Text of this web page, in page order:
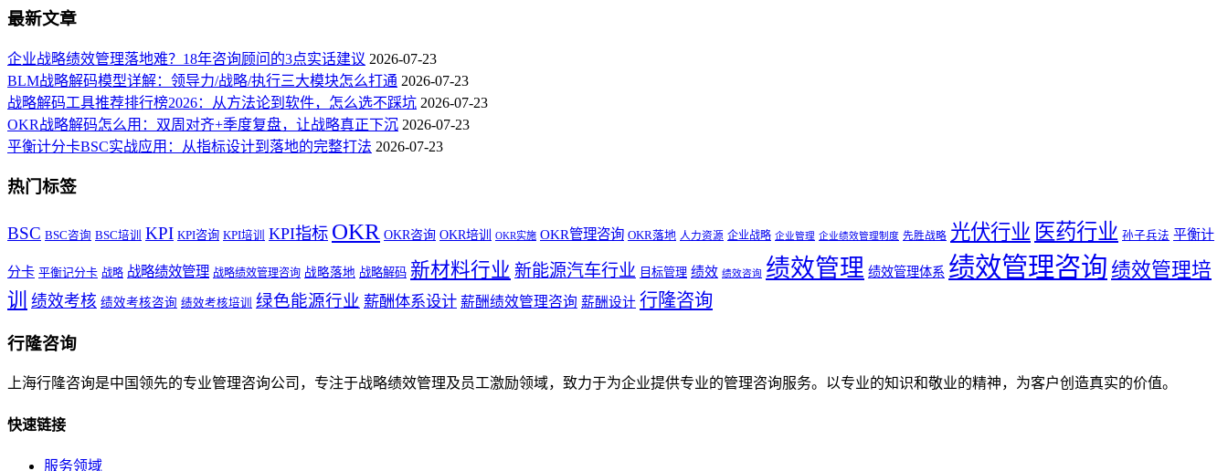
最新文章
企业战略绩效管理落地难？18年咨询顾问的3点实话建议 2026-07-23
BLM战略解码模型详解：领导力/战略/执行三大模块怎么打通 2026-07-23
战略解码工具推荐排行榜2026：从方法论到软件，怎么选不踩坑 2026-07-23
OKR战略解码怎么用：双周对齐+季度复盘，让战略真正下沉 2026-07-23
平衡计分卡BSC实战应用：从指标设计到落地的完整打法 2026-07-23
热门标签
BSC BSC咨询 BSC培训 KPI KPI咨询 KPI培训 KPI指标 OKR OKR咨询 OKR培训 OKR实施 OKR管理咨询 OKR落地 人力资源 企业战略 企业管理 企业绩效管理制度 先胜战略 光伏行业 医药行业 孙子兵法 平衡计
分卡 平衡记分卡 战略 战略绩效管理 战略绩效管理咨询 战略落地 战略解码 新材料行业 新能源汽车行业 目标管理 绩效 绩效咨询 绩效管理 绩效管理体系 绩效管理咨询 绩效管理培
训 绩效考核 绩效考核咨询 绩效考核培训 绿色能源行业 薪酬体系设计 薪酬绩效管理咨询 薪酬设计 行隆咨询
行隆咨询
上海行隆咨询是中国领先的专业管理咨询公司，专注于战略绩效管理及员工激励领域，致力于为企业提供专业的管理咨询服务。以专业的知识和敬业的精神，为客户创造真实的价值。
快速链接
服务领域